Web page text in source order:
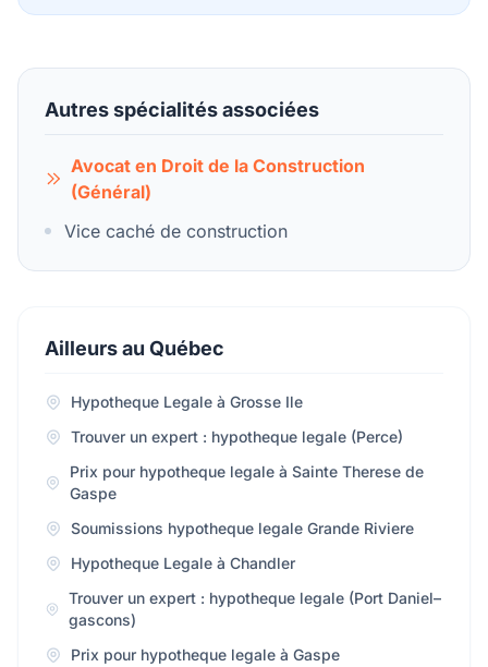
Autres spécialités associées
Avocat en Droit de la Construction
(Général)
Vice caché de construction
Ailleurs au Québec
Hypotheque Legale à Grosse Ile
Trouver un expert : hypotheque legale (Perce)
Prix pour hypotheque legale à Sainte Therese de
Gaspe
Soumissions hypotheque legale Grande Riviere
Hypotheque Legale à Chandler
Trouver un expert : hypotheque legale (Port Daniel–
gascons)
Prix pour hypotheque legale à Gaspe